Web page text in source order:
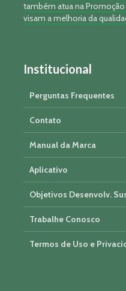
também atua na
visam a melhoria da
Institucional
Perguntas Frequentes
Contato
Manual da Marca
Aplicativo
Objetivos Desenvolv.
Trabalhe Conosco
Termos de Uso e